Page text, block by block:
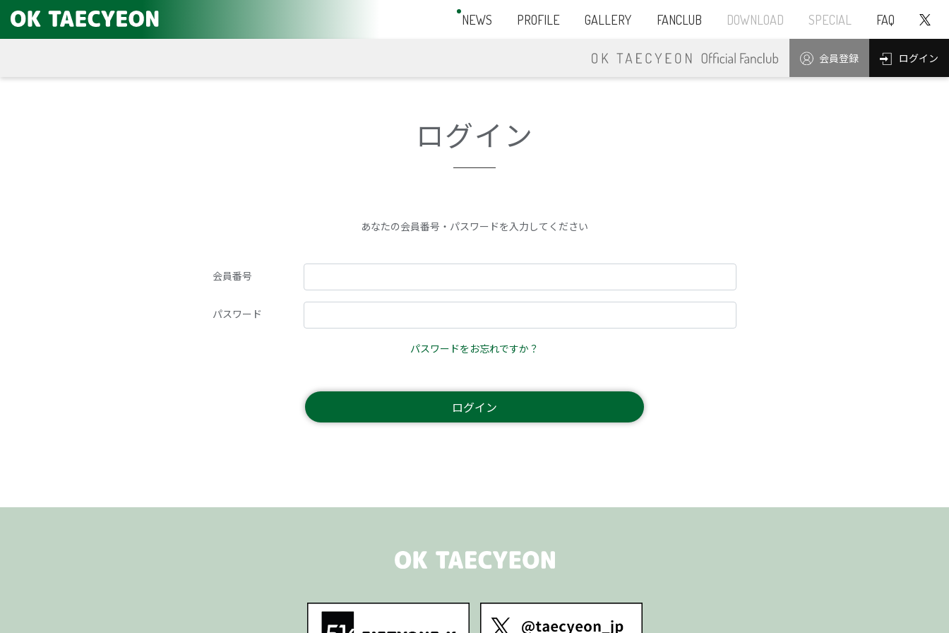
NEWS PROFILE GALLERY FANCLUB DOWNLOAD SPECIAL FAQ
会員登録 ログイン
ログイン
あなたの会員番号・パスワードを入力してください
会員番号
パスワード
パスワードをお忘れですか？
ログイン